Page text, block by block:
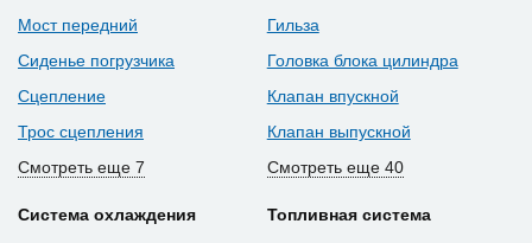
Мост передний
Сиденье погрузчика
Сцепление
Трос сцепления
Смотреть еще 7
Гильза
Головка блока цилиндра
Клапан впускной
Клапан выпускной
Смотреть еще 40
Система охлаждения
Топливная система